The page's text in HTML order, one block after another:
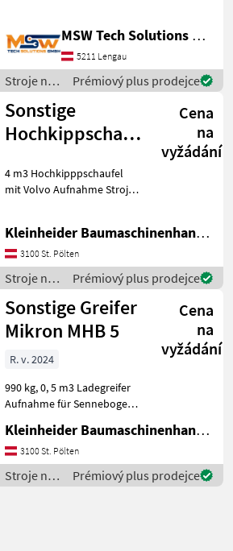
to Bagger, 360° Drehbar
Öffnungsweite 1.320mm,
Schalenbreite
MSW Tech Solutions GmbH
5211 Lengau
Stroje na
stavbu /
Sonstige
Prémiový plus prodejce
Sonstige
Hochkippschaufel
Cena
na
vyžádání
4 m3 Hochkipppschaufel
mit Volvo Aufnahme Stroje
Kleinheider Baumaschinenhandel GmbH.
3100 St. Pölten
Stroje na
stavbu /
Sonstige
Prémiový plus prodejce
Sonstige Greifer
Mikron MHB 5
Cena
na
vyžádání
R. v. 2024
990 kg, 0, 5 m3 Ladegreifer
Aufnahme für Sennebogen
Stroje na stavbu
príslušenstvo rýpadla
Kleinheider Baumaschinenhandel GmbH.
3100 St. Pölten
Stroje na
stavbu /
Prémiový plus prodejce